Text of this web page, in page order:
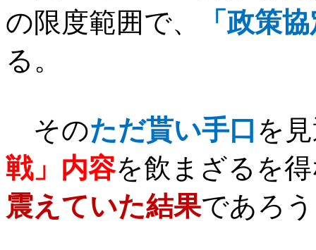
の限度範囲で、
「政策
る。
そのただ貰い手口 を
戦」内容を飲まざるを
震えていた結果であろ